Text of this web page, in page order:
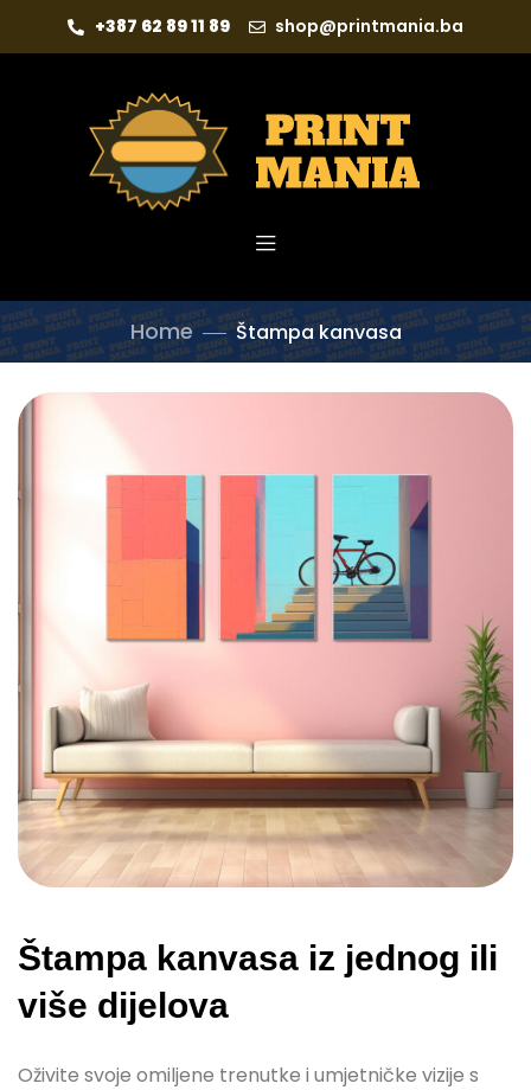
+387 62 89 11 89 shop@printmania.ba
Home Štampa kanvasa
Štampa kanvasa iz jednog ili
više dijelova
Oživite svoje omiljene trenutke i umjetničke vizije s